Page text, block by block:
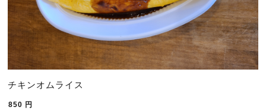
チキンオムライス
850 円